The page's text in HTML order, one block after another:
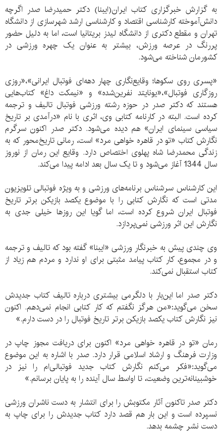
به گزارش خبرگزاری کتاب ایران(ایبنا) دکتر حمیدرضا صدر اگرچه
دانش‌آموخته کارشناسی اقتصاد و کارشناسی ارشد شهرسازی از دانشگاه
تهران و مقطع دکتری از دانشگاه لیدز بریتانیا است، اما به دلیل حضور
پررنگ در عرصه ورزش، بیشتر به عنوان یک چهره ورزشی در
کشورمان شناخته می‌شود.
«پسری روی سکوها؛ وقایع‌نگاری چهار دهه‌ای فوتبال ایرانی»،«روزی
روزگاری فوتبال»،«یونایتد نفرین‌شده» و «نیمکت داغ» کتاب‌هایی
هستند که دکتر صدر در حوزه رشته ورزشی فوتبال تالیف و ترجمه
کرده است. البته در کارنامه کتابی وی، اثری با نام «درآمدی بر تاریخ
سیاسی سینمای ایران» هم دیده می‌شود. دکتر صدر اکنون سرگرم
نگارش کتاب «تو در قاهره خواهی مرد» است، رمانی تاریخ‌محور که به
زندگی محمدرضا شاه پهلوی اختصاص دارد. وقایع این رمان از نوروز
سال 1344 آغاز می‌شود و تا یک سال بعد ادامه پیدا می‌کند.
این کارشناس سرشناس برنامه‌های ورزشی و به ویژه فوتبالی تلویزیون
مدتی است که نگارش کتابی را با موضوع یکصد بازیکن برتر تاریخ
فوتبال ایران شروع کرده است، اما گویا این روزها خیلی جدی به
نگارش این اثر ورزشی نمی‌پردازد.
وی چندی پیش به خبرنگار ورزشی «ایبنا» گفته بود که تالیف و ترجمه
و در مجموع، کار کتاب پیامد مثبتی برای او ندارد و مردم هم زیاد از
کتاب استقبال نمی‌کند.
دکتر صدر اما این‌بار با دلگرمی بیشتری درباره تالیف کتاب جدیدش
سخن می‌گوید:«من هرگز نگفتم که کار کتابی انجام نمی‌دهم. اکنون
نیز نگارش کتاب یکصد بازیکن برتر تاریخ فوتبال را در دست دارم.»
رمان «تو در قاهره خواهی مرد» اکنون برای دریافت مجوز چاپ در
وزارت فرهنگ و ارشاد اسلامی قرار دارد. صدر با اشاره به این موضوع
می‌گوید:«فکر می‌کنم نگارش کتاب جدید فوتبالی‌ام را نیز در
خوشبینانه‌ترین وضعیت، تا اواسط سال آینده را به پایان برسانم.»
دکتر صدر تاکنون آثار مکتوبش را برای انتشار به دست ناشران ورزشی
نسپرده است و این بار هم قصد دارد کتاب جدیدش را برای چاپ به
دست نشر چشمه بدهد.